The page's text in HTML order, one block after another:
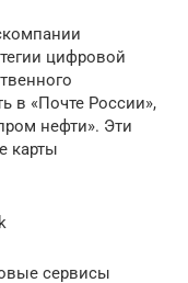
цифровой
в «Почте России»,
нефти». Эти
карты
сервисы